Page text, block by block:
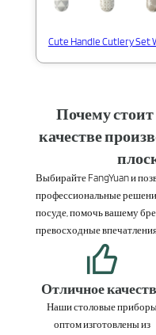
Cute Handle Cutlery Set
Почему
качестве
Выбирайте FangYuan и
профессиональные
посуде, помочь вашему
превосходные
Отличное
Наши столовые
оптом изготовлены из